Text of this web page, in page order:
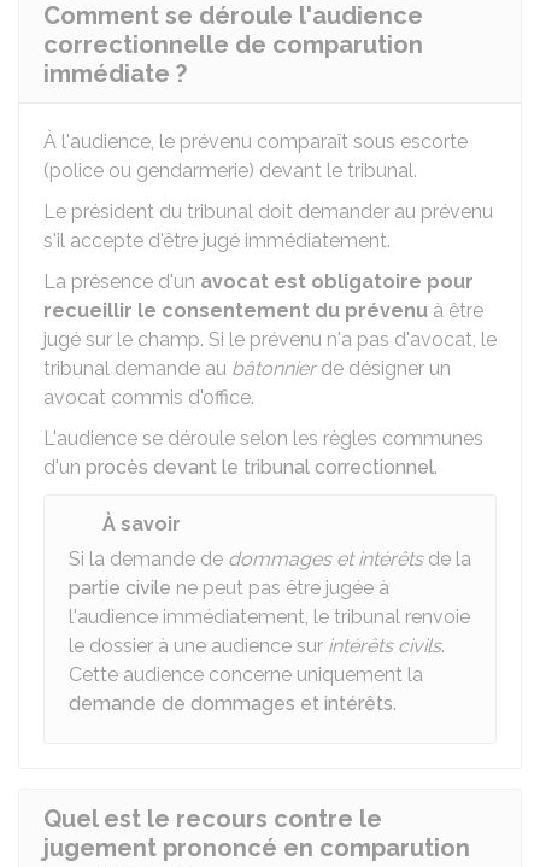
Comment se déroule l'audience
correctionnelle de comparution
immédiate ?
À l'audience, le prévenu comparaît sous escorte
(police ou gendarmerie) devant le tribunal.
Le président du tribunal doit demander au prévenu
s'il accepte d'être jugé immédiatement.
La présence d'un avocat est obligatoire pour
recueillir le consentement du prévenu à être
jugé sur le champ. Si le prévenu n'a pas d'avocat, le
tribunal demande au bâtonnierde désigner un
avocat commis d'office.
L'audience se déroule selon les règles communes
d'un procès devant le tribunal correctionnel.
À savoir
Si la demande de dommages et intérêtsde la
partie civile ne peut pas être jugée à
l'audience immédiatement, le tribunal renvoie
le dossier à une audience sur intérêts civils.
Cette audience concerne uniquement la
demande de dommages et intérêts.
Quel est le recours contre le
jugement prononcé en comparution